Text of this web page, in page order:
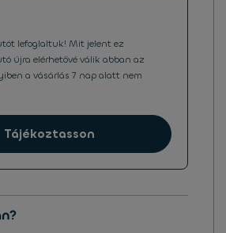
lefoglaltuk! Mit jelent ez
újra elérhetővé válik abban az
a vásárlás 7 nap alatt nem
Tájékoztasson